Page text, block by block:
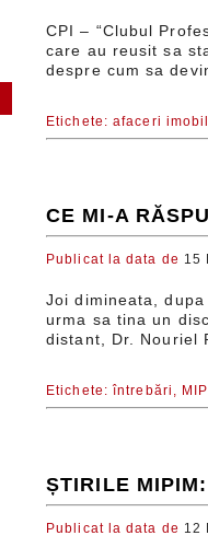
CPI – “Clubul
care au reusit sa
despre cum sa
Etichete: afaceri
CE MI-A
Publicat la data de 15
Joi dimineata,
urma sa tina un
distant, Dr. Nouriel
Etichete: întrebări,
ȘTIRILE
Publicat la data de 12